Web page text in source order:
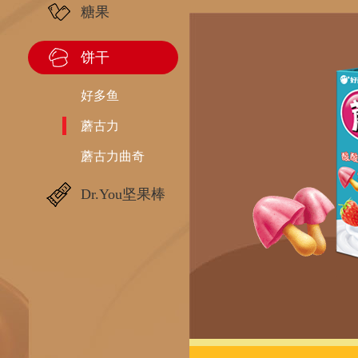
糖果
饼干
好多鱼
蘑古力
蘑古力曲奇
Dr.You坚果棒